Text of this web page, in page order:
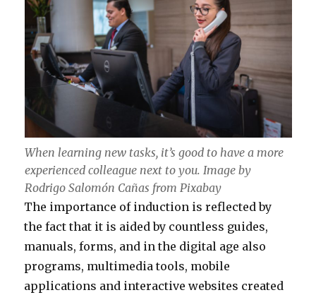
When learning new tasks, it’s good to have a more
experienced colleague next to you. Image by
Rodrigo Salomón Cañas from Pixabay
The importance of induction is reflected by
the fact that it is aided by countless guides,
manuals, forms, and in the digital age also
programs, multimedia tools, mobile
applications and interactive websites created